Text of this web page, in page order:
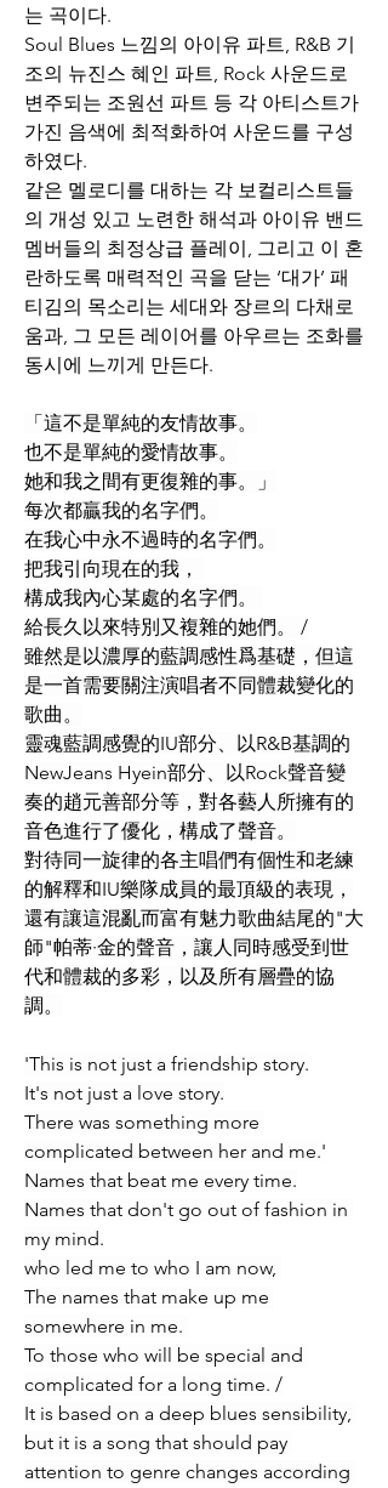
는 곡이다.
Soul Blues 느낌의 아이유 파트, R&B 기
조의 뉴진스 혜인 파트, Rock 사운드로
변주되는 조원선 파트 등 각 아티스트가
가진 음색에 최적화하여 사운드를 구성
하였다.
같은 멜로디를 대하는 각 보컬리스트들
의 개성 있고 노련한 해석과 아이유 밴드
멤버들의 최정상급 플레이, 그리고 이 혼
란하도록 매력적인 곡을 닫는 ‘대가’ 패
티김의 목소리는 세대와 장르의 다채로
움과, 그 모든 레이어를 아우르는 조화를
동시에 느끼게 만든다.
「這不是單純的友情故事。
也不是單純的愛情故事。
她和我之間有更復雜的事。」
每次都贏我的名字們。
在我心中永不過時的名字們。
把我引向現在的我，
構成我內心某處的名字們。
給長久以來特別又複雜的她們。 /
雖然是以濃厚的藍調感性爲基礎，但這
是一首需要關注演唱者不同體裁變化的
歌曲。
靈魂藍調感覺的IU部分、以R&B基調的
NewJeans Hyein部分、以Rock聲音變
奏的趙元善部分等，對各藝人所擁有的
音色進行了優化，構成了聲音。
對待同一旋律的各主唱們有個性和老練
的解釋和IU樂隊成員的最頂級的表現，
還有讓這混亂而富有魅力歌曲結尾的"大
師"帕蒂·金的聲音，讓人同時感受到世
代和體裁的多彩，以及所有層疊的協
調。
'This is not just a friendship story.
It's not just a love story.
There was something more
complicated between her and me.'
Names that beat me every time.
Names that don't go out of fashion in
my mind.
who led me to who I am now,
The names that make up me
somewhere in me.
To those who will be special and
complicated for a long time. /
It is based on a deep blues sensibility,
but it is a song that should pay
attention to genre changes according